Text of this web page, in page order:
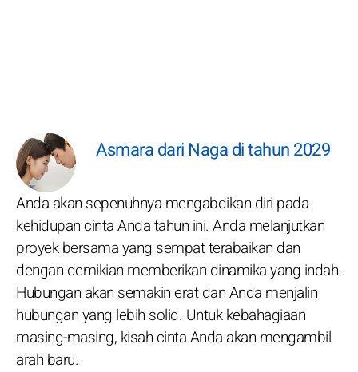
Asmara dari Naga di tahun 2029
Anda akan sepenuhnya mengabdikan diri pada
kehidupan cinta Anda tahun ini. Anda melanjutkan
proyek bersama yang sempat terabaikan dan
dengan demikian memberikan dinamika yang indah.
Hubungan akan semakin erat dan Anda menjalin
hubungan yang lebih solid. Untuk kebahagiaan
masing-masing, kisah cinta Anda akan mengambil
arah baru.